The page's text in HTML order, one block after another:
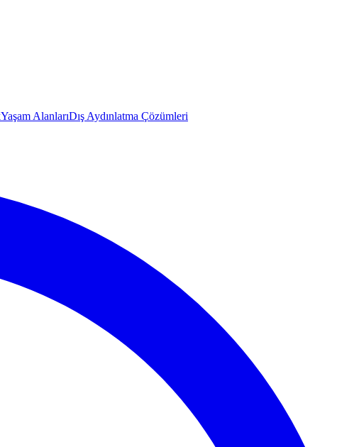
Yaşam AlanlarıDış Aydınlatma Çözümleri